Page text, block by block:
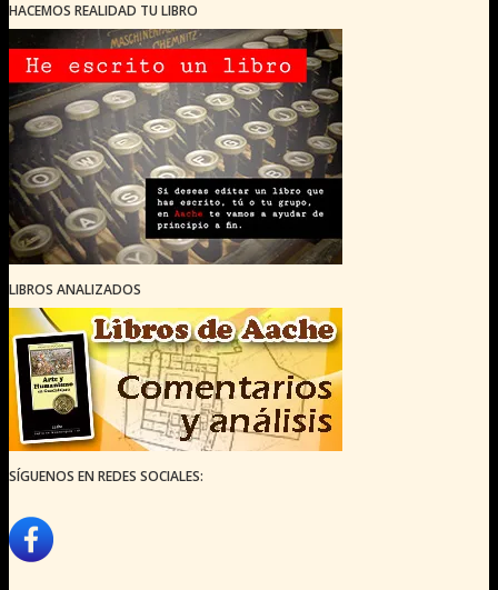
HACEMOS REALIDAD TU LIBRO
LIBROS ANALIZADOS
SÍGUENOS EN REDES SOCIALES: